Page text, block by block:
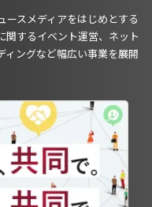
ースメディアをはじめとする
関するイベント運営、ネット
ィングなど幅広い事業を展開